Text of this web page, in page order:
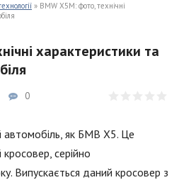
» BMW X5M: фото, технічні
характеристики та
0
автомобіль, як БМВ Х5. Це
серійно
Випускається даний кросовер з